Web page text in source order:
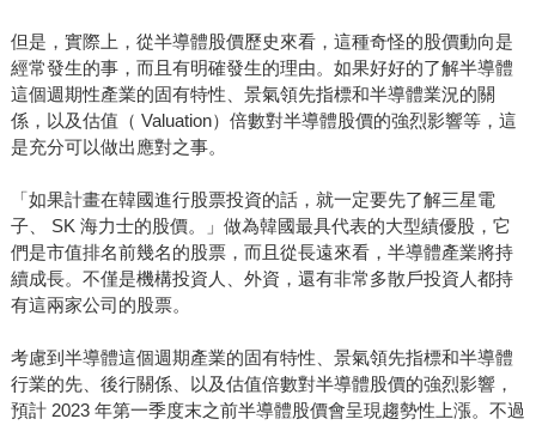
但是，實際上，從半導體股價歷史來看，這種奇怪的股價動向是
經常發生的事，而且有明確發生的理由。如果好好的了解半導體
這個週期性產業的固有特性、景氣領先指標和半導體業況的關
係，以及估值（ Valuation）倍數對半導體股價的強烈影響等，這
是充分可以做出應對之事。
「如果計畫在韓國進行股票投資的話，就一定要先了解三星電
子、 SK 海力士的股價。」做為韓國最具代表的大型績優股，它
們是市值排名前幾名的股票，而且從長遠來看，半導體產業將持
續成長。不僅是機構投資人、外資，還有非常多散戶投資人都持
有這兩家公司的股票。
考慮到半導體這個週期產業的固有特性、景氣領先指標和半導體
行業的先、後行關係、以及估值倍數對半導體股價的強烈影響，
預計 2023 年第一季度末之前半導體股價會呈現趨勢性上漲。不過